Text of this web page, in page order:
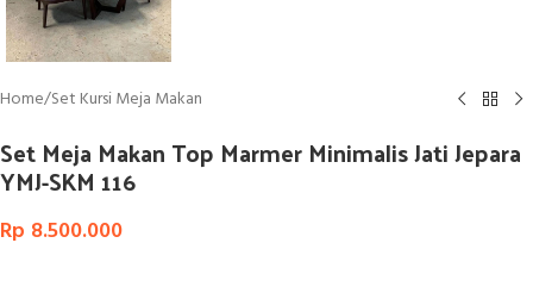
Home/Set Kursi Meja Makan
Set Meja Makan Top Marmer Minimalis Jati Jepara
YMJ-SKM 116
Rp 8.500.000